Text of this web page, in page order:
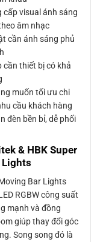
cấp visual ánh sáng
âm nhạc
cần ánh sáng phủ
cần thiết bị có khả
muốn tối ưu chi
cầu khách hàng
đèn bền bỉ, dễ phối
& HBK Super
Lights
Bar Lights
RGBW công suất
mạnh và đồng
giúp thay đổi góc
Song song đó là